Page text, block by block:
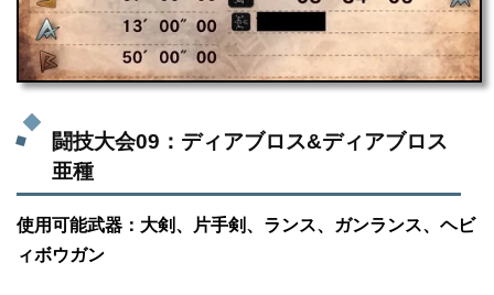
闘技大会09：ディアブロス&ディアブロス
亜種
使用可能武器：大剣、片手剣、ランス、ガンランス、ヘビ
ィボウガン